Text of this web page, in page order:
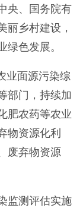
、国务院有
丽乡村建设，
绿色发展。
面源污染综
部门，持续加
肥农药等农业
物资源化利
废弃物资源
测评估实施